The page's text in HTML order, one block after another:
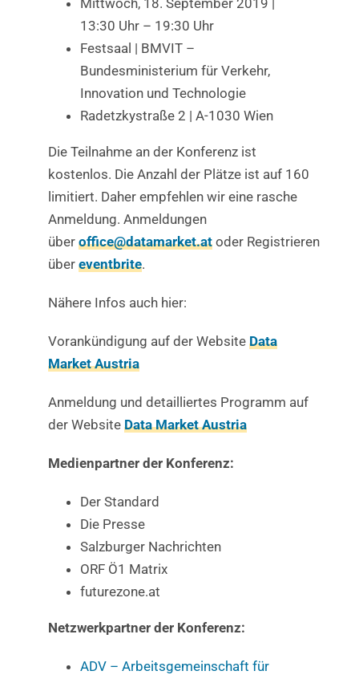
Mittwoch, 18. September 2019 |
13:30 Uhr – 19:30 Uhr
Festsaal | BMVIT –
Bundesministerium für Verkehr,
Innovation und Technologie
Radetzkystraße 2 | A-1030 Wien
Die Teilnahme an der Konferenz ist
kostenlos. Die Anzahl der Plätze ist auf 160
limitiert. Daher empfehlen wir eine rasche
Anmeldung. Anmeldungen
über office@datamarket.atoder Registrieren
über eventbrite.
Nähere Infos auch hier:
Vorankündigung auf der Website Data
Market Austria
Anmeldung und detailliertes Programm auf
der Website Data Market Austria
Medienpartner der Konferenz:
Der Standard
Die Presse
Salzburger Nachrichten
ORF Ö1 Matrix
futurezone.at
Netzwerkpartner der Konferenz:
ADV – Arbeitsgemeinschaft für